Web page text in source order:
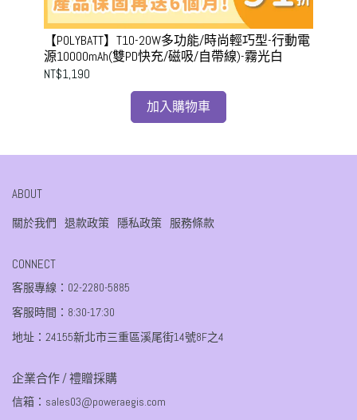
【POLYBATT】T10-20W多功能/時尚輕巧型-行動電
源10000mAh(雙PD快充/磁吸/自帶線)-霧光白
NT$1,190
加入購物車
ABOUT
關於我們 退款政策 隱私政策 服務條款
CONNECT
客服專線：02-2280-5885
客服時間：8:30-17:30
地址：24155新北市三重區溪尾街14號8F之4
企業合作 / 禮贈採購
信箱：sales03@poweraegis.com